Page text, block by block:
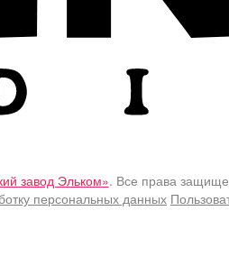
завод Эльком». Все права
персональных данных